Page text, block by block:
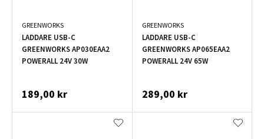
GREENWORKS
LADDARE USB-C
GREENWORKS AP030EAA2
POWERALL 24V 30W
189,00 kr
GREENWORKS
LADDARE USB-C
GREENWORKS AP065EAA2
POWERALL 24V 65W
289,00 kr